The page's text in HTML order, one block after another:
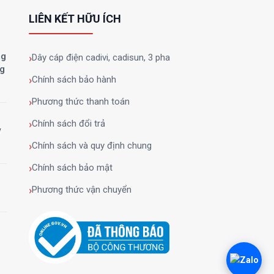
LIÊN KẾT HỮU ÍCH
Dây cáp điện cadivi, cadisun, 3 pha
Chính sách bảo hành
Phương thức thanh toán
Chính sách đổi trả
Chính sách và quy định chung
Chính sách bảo mật
Phương thức vận chuyển